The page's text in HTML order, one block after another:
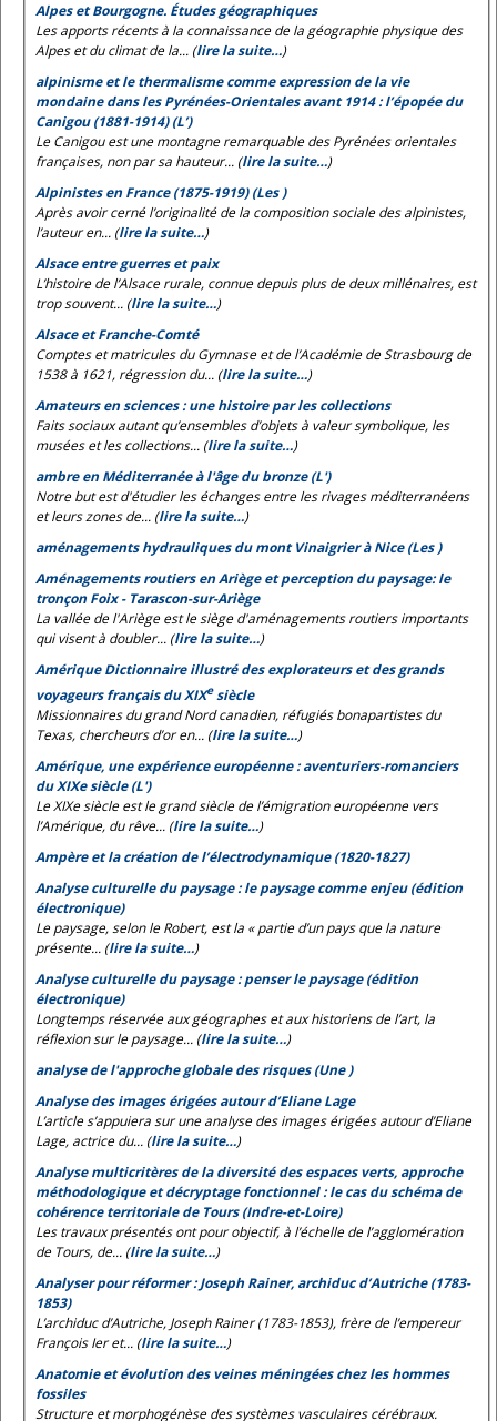
Alpes et Bourgogne. Études géographiques
Les apports récents à la connaissance de la géographie physique des
Alpes et du climat de la... (lire la suite…)
alpinisme et le thermalisme comme expression de la vie
mondaine dans les Pyrénées-Orientales avant 1914 : l’épopée du
Canigou (1881-1914) (L’)
Le Canigou est une montagne remarquable des Pyrénées orientales
françaises, non par sa hauteur... (lire la suite…)
Alpinistes en France (1875-1919) (Les )
Après avoir cerné l’originalité de la composition sociale des alpinistes,
l’auteur en... (lire la suite…)
Alsace entre guerres et paix
L’histoire de l’Alsace rurale, connue depuis plus de deux millénaires, est
trop souvent... (lire la suite…)
Alsace et Franche-Comté
Comptes et matricules du Gymnase et de l’Académie de Strasbourg de
1538 à 1621, régression du... (lire la suite…)
Amateurs en sciences : une histoire par les collections
Faits sociaux autant qu’ensembles d’objets à valeur symbolique, les
musées et les collections... (lire la suite…)
ambre en Méditerranée à l'âge du bronze (L')
Notre but est d'étudier les échanges entre les rivages méditerranéens
et leurs zones de... (lire la suite…)
aménagements hydrauliques du mont Vinaigrier à Nice (Les )
Aménagements routiers en Ariège et perception du paysage: le
tronçon Foix - Tarascon-sur-Ariège
La vallée de l'Ariège est le siège d'aménagements routiers importants
qui visent à doubler... (lire la suite…)
Amérique Dictionnaire illustré des explorateurs et des grands
voyageurs français du XIXesiècle
Missionnaires du grand Nord canadien, réfugiés bonapartistes du
Texas, chercheurs d’or en... (lire la suite…)
Amérique, une expérience européenne : aventuriers-romanciers
du XIXe siècle (L')
Le XIXe siècle est le grand siècle de l’émigration européenne vers
l’Amérique, du rêve... (lire la suite…)
Ampère et la création de l’électrodynamique (1820-1827)
Analyse culturelle du paysage : le paysage comme enjeu (édition
électronique)
Le paysage, selon leRobert, est la « partie d’un pays que la nature
présente... (lire la suite…)
Analyse culturelle du paysage : penser le paysage (édition
électronique)
Longtemps réservée aux géographes et aux historiens de l’art, la
réflexion sur le paysage... (lire la suite…)
analyse de l'approche globale des risques (Une )
Analyse des images érigées autour d’Eliane Lage
L’article s’appuiera sur une analyse des images érigées autour d’Eliane
Lage, actrice du... (lire la suite…)
Analyse multicritères de la diversité des espaces verts, approche
méthodologique et décryptage fonctionnel : le cas du schéma de
cohérence territoriale de Tours (Indre-et-Loire)
Les travaux présentés ont pour objectif, à l’échelle de l’agglomération
de Tours, de... (lire la suite…)
Analyser pour réformer : Joseph Rainer, archiduc d’Autriche (1783-
1853)
L’archiduc d’Autriche, Joseph Rainer (1783-1853), frère de l’empereur
François Ier et... (lire la suite…)
Anatomie et évolution des veines méningées chez les hommes
fossiles
Structure et morphogénèse des systèmes vasculaires cérébraux.